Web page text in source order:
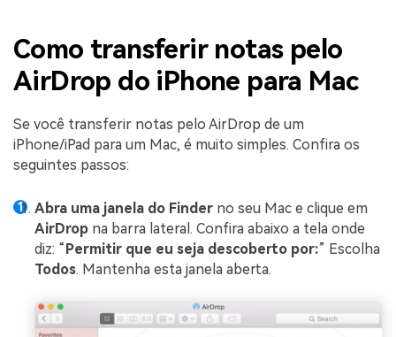
Como transferir notas pelo
AirDrop do iPhone para Mac
Se você transferir notas pelo AirDrop de um
iPhone/iPad para um Mac, é muito simples. Confira os
seguintes passos:
Abra uma janela do Finder no seu Mac e clique em
AirDrop na barra lateral. Confira abaixo a tela onde
diz: “Permitir que eu seja descoberto por:” Escolha
Todos. Mantenha esta janela aberta.